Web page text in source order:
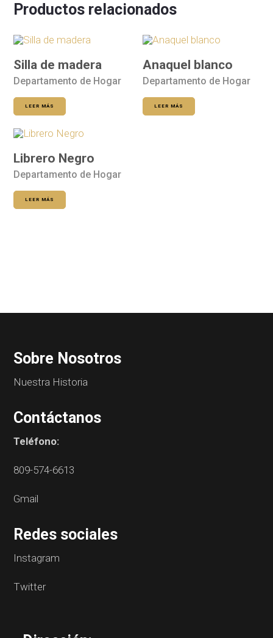
Productos relacionados
Silla de madera
Departamento de Hogar
LEER MÁS
Anaquel blanco
Departamento de Hogar
LEER MÁS
Librero Negro
Departamento de Hogar
LEER MÁS
Sobre Nosotros
Nuestra Historia
Contáctanos
Teléfono:
809-574-6613
Gmail
Redes sociales
Instagram
Twitter